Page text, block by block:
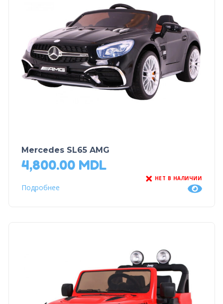
Mercedes SL65 AMG
4,800.00 MDL
НЕТ В НАЛИЧИИ
Подробнее